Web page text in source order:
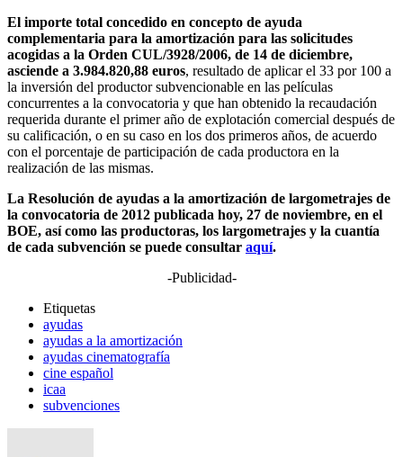
El importe total concedido en concepto de ayuda
complementaria para la amortización para las solicitudes
acogidas a la Orden CUL/3928/2006, de 14 de diciembre,
asciende a 3.984.820,88 euros, resultado de aplicar el 33 por 100 a
la inversión del productor subvencionable en las películas
concurrentes a la convocatoria y que han obtenido la recaudación
requerida durante el primer año de explotación comercial después de
su calificación, o en su caso en los dos primeros años, de acuerdo
con el porcentaje de participación de cada productora en la
realización de las mismas.
La Resolución de ayudas a la amortización de largometrajes de
la convocatoria de 2012 publicada hoy, 27 de noviembre, en el
BOE, así como las productoras, los largometrajes y la cuantía
de cada subvención se puede consultar aquí.
-Publicidad-
Etiquetas
ayudas
ayudas a la amortización
ayudas cinematografía
cine español
icaa
subvenciones